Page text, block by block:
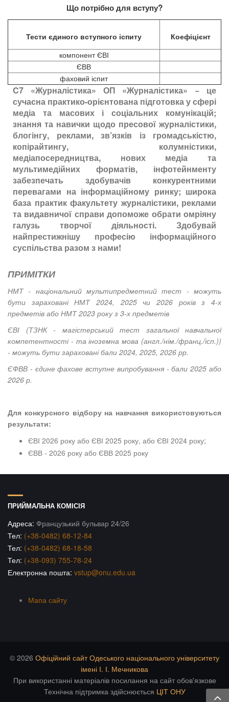
Що потрібно для вступу?
Тести єдиного вступного іспиту Коефіцієнт
компонент ЄВІ
ЄВВ
фаховий іспит
C7 «Журналістика» ОП «Журналістика» − це
сучасна практико-орієнтована підготовка у сфері
медіа та масових і соціальних комунікацій;
знання та навички щодо пресової журналістики,
блогінгу, реклами, зв’язків із громадськістю,
копірайтингу, колумністики,
медіапосередництва, нових медіа та
мультимедійних форматів, інфотейнменту
забезпечать здобувачів конкурентними
перевагами на інформаційному ринку; широка
база практик факультету журналістики, реклами
та видавничої справи допоможе обрати омріяну
галузь творчої діяльності. Здобувай
найпрестижнішу професію інформаційного
суспільства разом з нами!
ПРИМІТКИ
НМТ - національний мультипредметний тест - можуть
бути зараховані НМТ 2024, 2025 чи 2026 років з 4-х
предметів або НМТ 2023 року з 3-х предметів
ЄВІ (ТЗНК - магістерський тест загальної навчальної
компетентності - та іноземна мова (англ./нім./франц./ісп.))
- можуть бути зараховані бали 2024, 2025, 2026 рр.
ЄФВВ - єдине фахове вступне випробування - бали 2025 або
2026 р.
Для конкурсного відбору на навчання використовуються
результати:
ЄВІ 2026 року або ЄВІ 2025 року, або ЄВІ 2024 року;
ЄВВ - 2026 року або ЄВВ 2025 року
ПРИЙМАЛЬНА КОМІСІЯ
Адреса: Французький бульвар 24/26
Тел: (+38-0482) 68-12-84
Тел: (+38-0482) 68-18-58
Тел: (+38-093) 755-78-24
Електронна пошта: vstup@onu.edu.ua
Мапа сайту
© 2026 Офіційний сайт Одеського національного університету
імені І. І. Мечникова
При використанні матеріалів посилання на сайт обов'язкове
Технічна підтримка здійснюється ЦІТ ОНУ